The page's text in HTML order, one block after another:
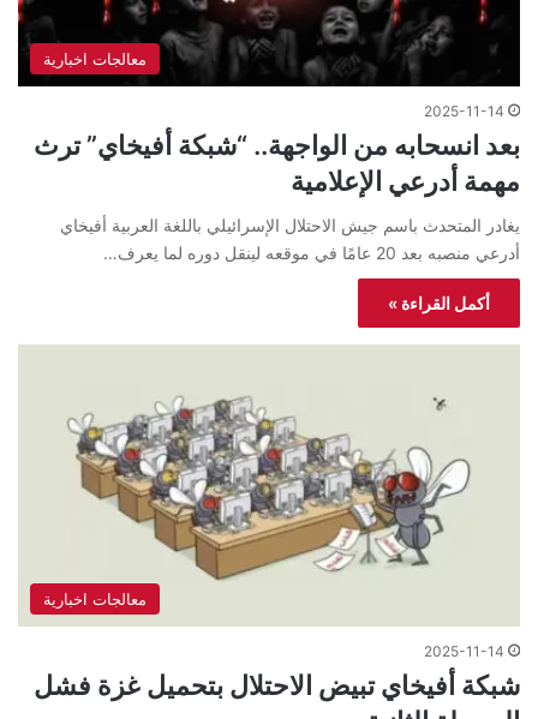
معالجات اخبارية
2025-11-14
بعد انسحابه من الواجهة.. “شبكة أفيخاي” ترث
مهمة أدرعي الإعلامية
يغادر المتحدث باسم جيش الاحتلال الإسرائيلي باللغة العربية أفيخاي
أدرعي منصبه بعد 20 عامًا في موقعه لينقل دوره لما يعرف…
أكمل القراءة »
معالجات اخبارية
2025-11-14
شبكة أفيخاي تبيض الاحتلال بتحميل غزة فشل